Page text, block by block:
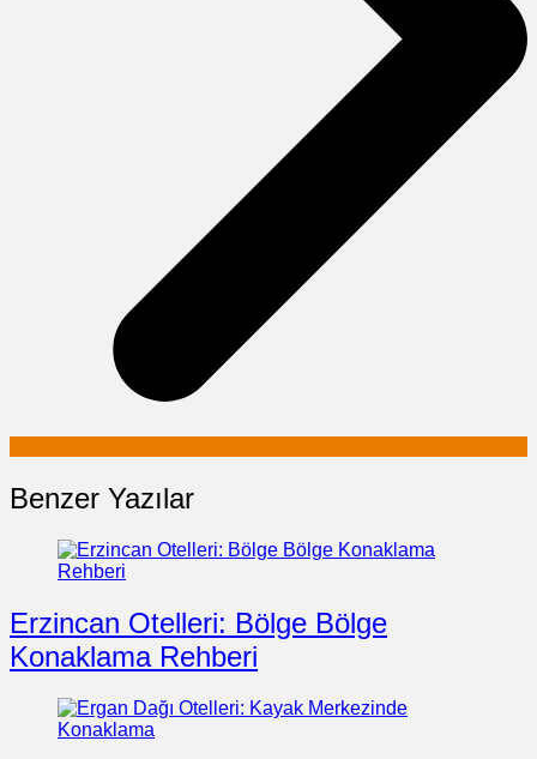
Benzer Yazılar
Erzincan Otelleri: Bölge Bölge
Konaklama Rehberi